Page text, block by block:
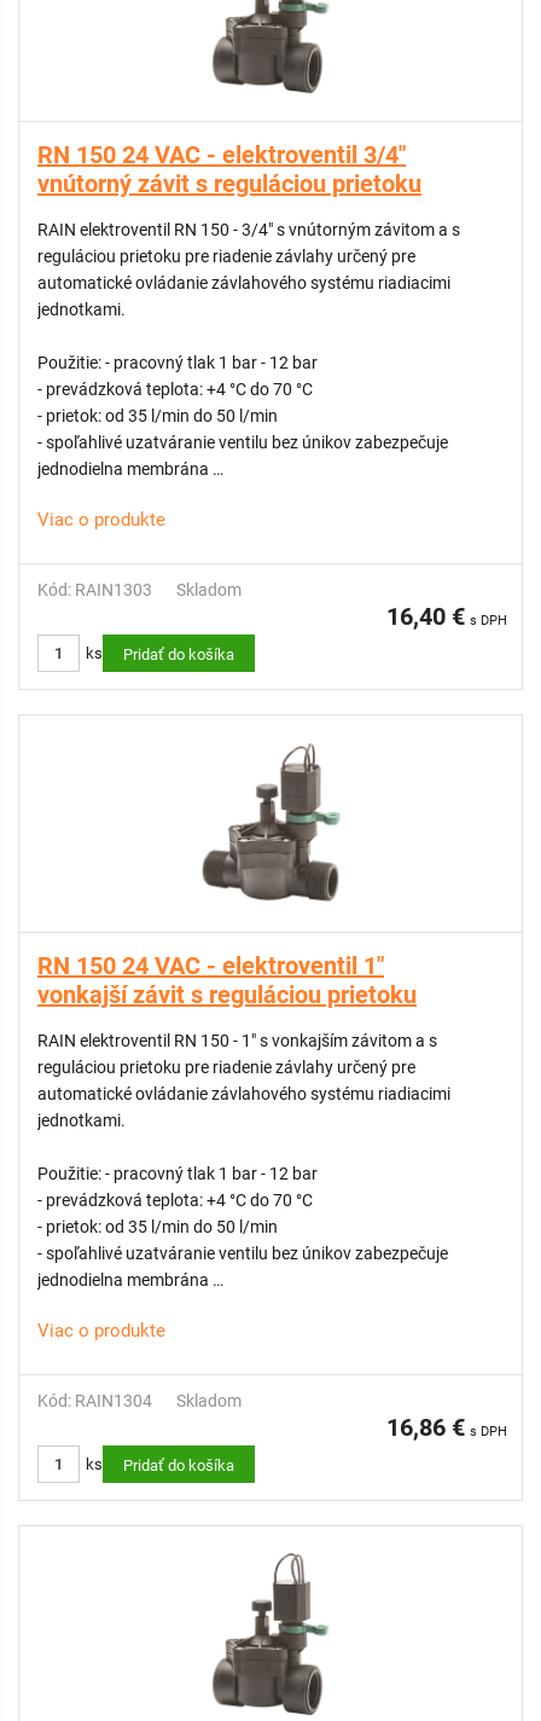
RN 150 24 VAC - elektroventil 3/4"
vnútorný závit s reguláciou prietoku
RAIN elektroventil RN 150 - 3/4" s vnútorným závitom a s
reguláciou prietoku pre riadenie závlahy určený pre
automatické ovládanie závlahového systému riadiacimi
jednotkami.
Použitie: - pracovný tlak 1 bar - 12 bar
- prevádzková teplota: +4 °C do 70 °C
- prietok: od 35 l/min do 50 l/min
- spoľahlivé uzatváranie ventilu bez únikov zabezpečuje
jednodielna membrána
- membránový diferenciál z nehrdzavejúcej ocele
- odvzdušňovacia rukoväť na manuálne otváranie v rámci
Viac o produkte
Kód: RAIN1303 Skladom
16,40 € s DPH
ks Pridať do košíka
RN 150 24 VAC - elektroventil 1"
vonkajší závit s reguláciou prietoku
RAIN elektroventil RN 150 - 1" s vonkajším závitom a s
reguláciou prietoku pre riadenie závlahy určený pre
automatické ovládanie závlahového systému riadiacimi
jednotkami.
Použitie: - pracovný tlak 1 bar - 12 bar
- prevádzková teplota: +4 °C do 70 °C
- prietok: od 35 l/min do 50 l/min
- spoľahlivé uzatváranie ventilu bez únikov zabezpečuje
jednodielna membrána
- membránový diferenciál z nehrdzavejúcej ocele
- odvzdušňovacia rukoväť na manuálne otváranie v rámci
Viac o produkte
Kód: RAIN1304 Skladom
16,86 € s DPH
ks Pridať do košíka